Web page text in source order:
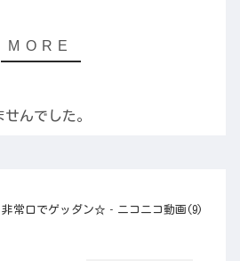
んでした。
非常口でゲッダン☆‐ニコニコ動画(9)